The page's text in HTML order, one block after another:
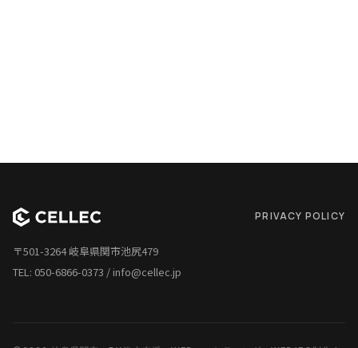
〒501-3264 岐阜県関市池尻479
TEL: 050-6866-0373 /info@cellec.jp
PRIVACY POLICY